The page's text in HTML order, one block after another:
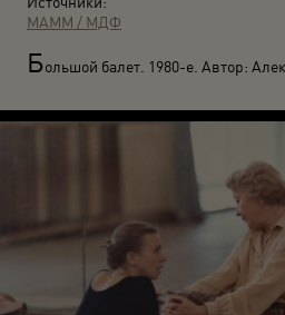
МАММ / МДФ
Большой балет. 1980-е. Автор: